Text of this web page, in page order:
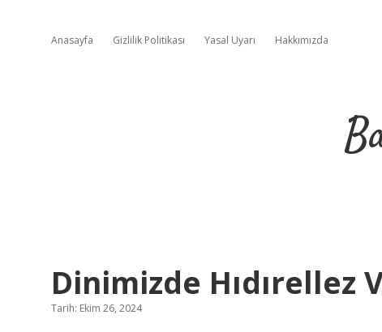
Anasayfa Gizlilik Politikası Yasal Uyarı Hakkımızda
Dinimizde Hıdırellez
Tarih: Ekim 26, 2024